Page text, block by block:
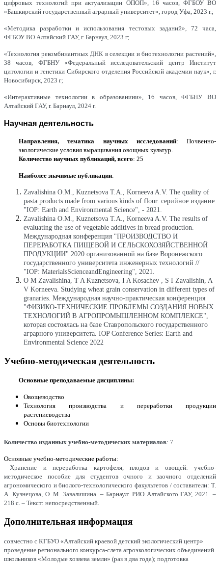
цифровых технологий при актуализации ОПОП», 16 часов, ФГБОУ ВО
«Башкирский государственный аграрный университет», город Уфа, 2023 г.;
«Методика разработки и использования тестовых заданий», 72 часа,
ФГБОУ ВО Алтайский ГАУ, г. Барнаул, 2023 г;
«Технология рекомбинантных ДНК в селекции и биотехнологии растений»,
38 часов, ФГБНУ «Федеральный исследовательский центр Институт
цитологии и генетики Сибирского отделения Российской академии наук», г.
Новосибирск, 2023 г;
«Интерактивные технологии в образованиии», 16 часов,
ФГБНУ ВО
Алтайский ГАУ, г. Барнаул, 2024 г.
Научная деятельность
Направления, тематика научных исследований: Почвенно-
экологические условия выращивания овощных культур.
Количество научных публикаций, всего: 25
Наиболее значимые публикации:
Zavalishina O.M., Kuznetsova T.A., Korneeva A.V. The quality of
pasta products made from various kinds of flour. серийное издание
"IOP: Earth and Environmental Science", - 2021.
Zavalishina O.M., Kuznetsova T.A., Korneeva A.V. The results of
evaluating the use of vegetable additives in bread production.
Международная конференция "ПРОИЗВОДСТВО И
ПЕРЕРАБОТКА ПИЩЕВОЙ И СЕЛЬСКОХОЗЯЙСТВЕННОЙ
ПРОДУКЦИИ" 2020 организованной на базе Воронежского
государственного университета инженерных технологий //
"IOP: MaterialsScienceandEngineering", 2021.
O M Zavalishina, T A Kuznetsova, I A Kosachev , S I Zavalishin, A
V Korneeva. Studying wheat grain conservation in different types of
granaries. Международная научно-практическая конференция
"ФИЗИКО-ТЕХНИЧЕСКИЕ ПРОБЛЕМЫ СОЗДАНИЯ НОВЫХ
ТЕХНОЛОГИЙ В АГРОПРОМЫШЛЕННОМ КОМПЛЕКСЕ",
которая состоялась на базе Ставропольского государственного
аграрного университета. IOP Conference Series: Earth and
Environmental Science 2022
Учебно-методическая деятельность
Основные преподаваемые дисциплины:
Овощеводство
Технология производства и переработки продукции
растениеводства
Основы биотехнологии
Количество изданных учебно-методических материалов: 7
Основные учебно-методические работы:
Хранение и переработка картофеля, плодов и овощей: учебно-
методическое пособие для студентов очного и заочного отделений
агрономического и биолого-технологического факультетов / составители: Т.
А. Кузнецова, О. М. Завалишина. – Барнаул: РИО Алтайского ГАУ, 2021. –
218 с. – Текст: непосредственный.
Дополнительная информация
совместно с КГБУО «Алтайский краевой детский экологический центр»
проведение регионального конкурса-слета агроэкологических объединений
школьников «Молодые хозяева земли» (раз в два года); подготовка